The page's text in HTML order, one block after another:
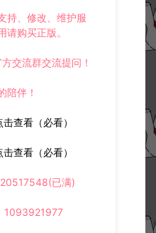
请先 登录
声明
，请您购买正版授权并合法
持、修改、维护服
请购买正版。
交流群交流提问！
陪伴！
击查看（必看）
击查看（必看）
已满)